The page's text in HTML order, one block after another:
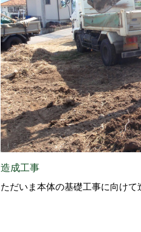
造成工事
ただいま本体の基礎工事に向けて